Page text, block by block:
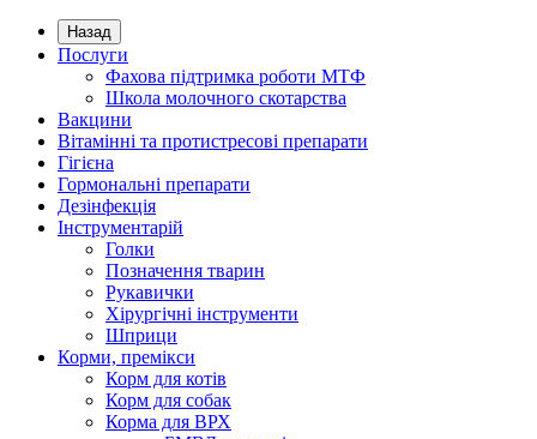
Назад
Послуги
Фахова підтримка роботи МТФ
Школа молочного скотарства
Вакцини
Вітамінні та протистресові препарати
Гігієна
Гормональні препарати
Дезінфекція
Інструментарій
Голки
Позначення тварин
Рукавички
Хірургічні інструменти
Шприци
Корми, премікси
Корм для котів
Корм для собак
Корма для ВРХ